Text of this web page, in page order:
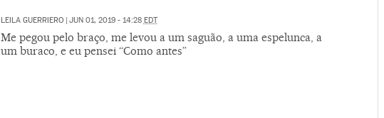
LEILA GUERRIERO JUN 01, 2019 - 14:28 EDT
Me pegou pelo braço, me levou a um saguão, a uma espelunca, a
um buraco, e eu pensei “Como antes”